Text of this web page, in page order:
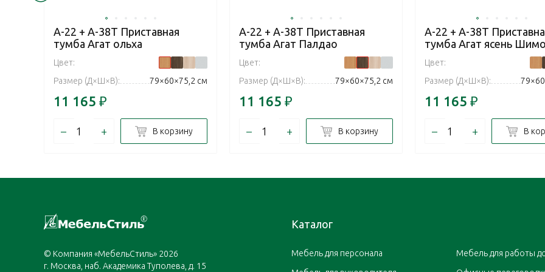
А-22 + А-38Т Приставная
тумба Агат ольха
Цвет:
Размер (Д×Ш×В):
79×60×75,2 см
11 165 ₽
– + В корзину
А-22 + А-38Т Приставная
тумба Агат Палдао
Цвет:
Размер (Д×Ш×В):
79×60×75,2 см
11 165 ₽
– + В корзину
А-22 + А-38Т
тумба Агат ясень Шимо
Цвет:
Размер (Д×Ш×В):
11 165 ₽
– + В
© Компания «МебельСтиль» 2026
г. Москва, наб. Академика Туполева, д. 15
Каталог
Мебель для персонала
Мебель для работы